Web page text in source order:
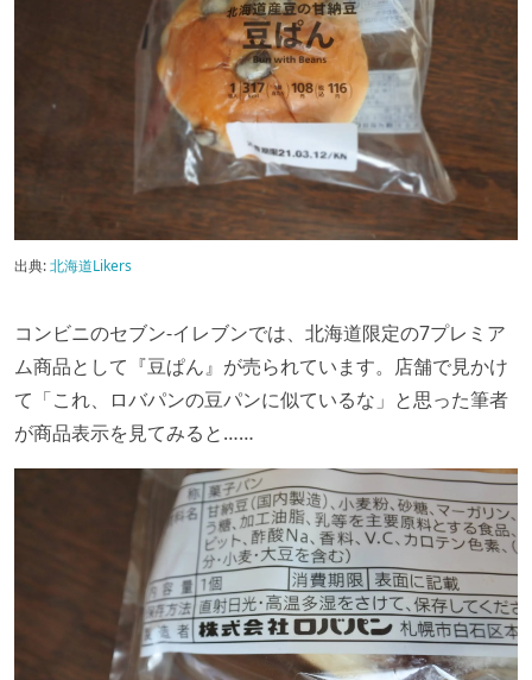
出典:北海道Likers
コンビニのセブン-イレブンでは、北海道限定の7プレミア
ム商品として『豆ぱん』が売られています。店舗で見かけ
て「これ、ロバパンの豆パンに似ているな」と思った筆者
が商品表示を見てみると……